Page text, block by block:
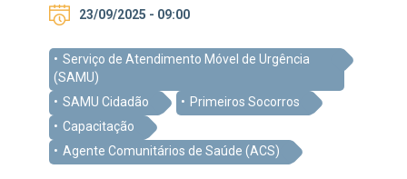
23/09/2025 - 09:00
Serviço de Atendimento Móvel de Urgência
(SAMU)
SAMU Cidadão
Primeiros Socorros
Capacitação
Agente Comunitários de Saúde (ACS)